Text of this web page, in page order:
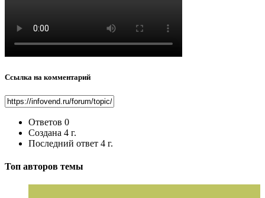
Ссылка на комментарий
Ответов 0
Создана 4 г.
Последний ответ 4 г.
Топ авторов темы